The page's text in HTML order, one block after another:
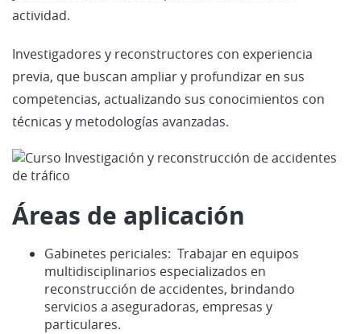
actividad.
Investigadores y reconstructores con experiencia
previa, que buscan ampliar y profundizar en sus
competencias, actualizando sus conocimientos con
técnicas y metodologías avanzadas.
Áreas de aplicación
Gabinetes periciales: Trabajar en equipos
multidisciplinarios especializados en
reconstrucción de accidentes, brindando
servicios a aseguradoras, empresas y
particulares.